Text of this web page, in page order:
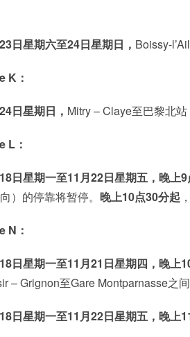
日星期六至24日星期日， Boissy-
K：
日星期日， Mitry – Claye至巴黎北
L：
日星期一至11月22日星期五，晚上9
）的停靠将暂停。 晚上10点30分起
N：
日星期一至11月21日星期四，晚上
– Grignon至Gare Montparnasse之
日星期一至11月22日星期五，晚上